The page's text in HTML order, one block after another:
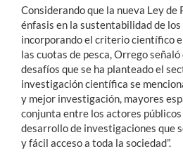
Considerando que la nueva Ley de
énfasis en la sustentabilidad de
incorporando el criterio científico
las cuotas de pesca, Orrego señaló
desafíos que se ha planteado el
investigación científica se
y mejor investigación, mayores
conjunta entre los actores
desarrollo de investigaciones que
y fácil acceso a toda la sociedad”.